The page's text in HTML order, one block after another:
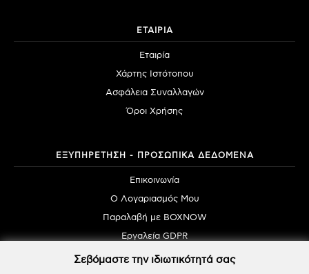
ΕΤΑΙΡΙΑ
Εταιρία
Χάρτης Ιστότοπου
Ασφάλεια Συναλλαγών
Όροι Χρήσης
ΕΞΥΠΗΡΕΤΗΣΗ - ΠΡΟΣΩΠΙΚΑ ΔΕΔΟΜΕΝΑ
Επικοινωνία
Ο Λογαριασμός Μου
Παραλαβή με BOXNOW
Εργαλεία GDPR
Σεβόμαστε την ιδιωτικότητά σας